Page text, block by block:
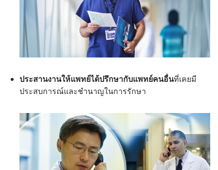
ประสาน​งาน​ให้​แพทย์​ได้​ปรึกษา​กับ​แพทย์​คน​อื่น​ที่​เคย​มี​
ประสบการณ์​และ​ชำนาญ​ใน​การ​รักษา